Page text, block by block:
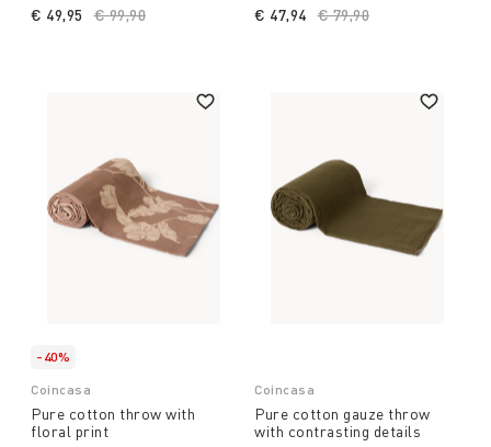
Price reduced from
€ 99,90
€ 49,95
Price reduced from
€ 79,90
€ 47,94
-40%
Coincasa
Pure cotton throw with
floral print
Coincasa
Pure cotton gauze throw
with contrasting details